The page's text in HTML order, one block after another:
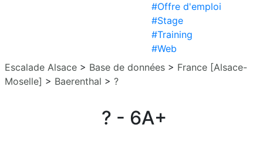
#Offre d'emploi
#Stage
#Training
#Web
Escalade Alsace > Base de données > France [Alsace-
Moselle] > Baerenthal > ?
? - 6A+